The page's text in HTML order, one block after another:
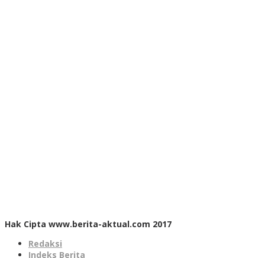
Hak Cipta www.berita-aktual.com 2017
Redaksi
Indeks Berita